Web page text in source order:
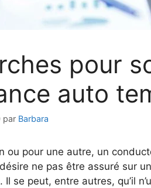
pour
auto
par Barbara
ou pour une autre, un
ne pas être assuré sur
Il se peut, entre autres, qu’il